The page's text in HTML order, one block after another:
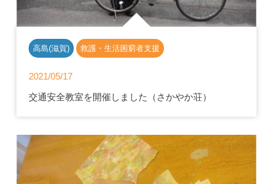
高島(滋賀) 救護・生活困窮者支援
2021/05/17
交通安全教室を開催しました（さかやか荘）